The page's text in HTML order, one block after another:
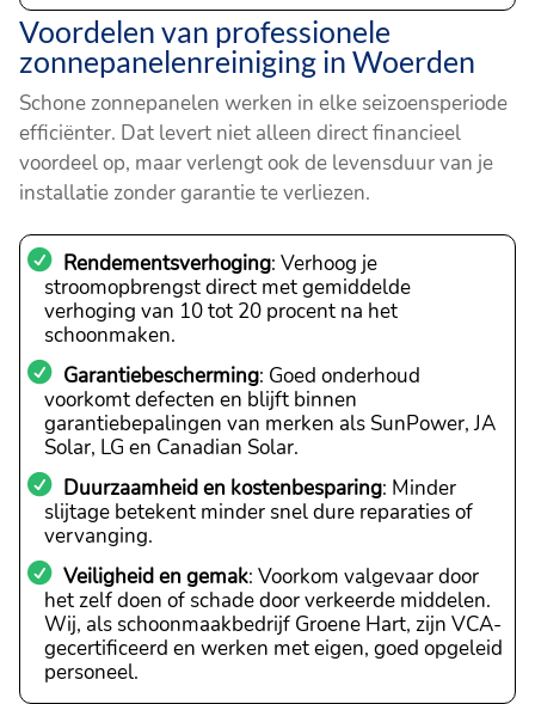
Voordelen van professionele
zonnepanelenreiniging in Woerden
Schone zonnepanelen werken in elke seizoensperiode
efficiënter. Dat levert niet alleen direct financieel
voordeel op, maar verlengt ook de levensduur van je
installatie zonder garantie te verliezen.
Rendementsverhoging: Verhoog je
stroomopbrengst direct met gemiddelde
verhoging van 10 tot 20 procent na het
schoonmaken.
Garantiebescherming: Goed onderhoud
voorkomt defecten en blijft binnen
garantiebepalingen van merken als SunPower, JA
Solar, LG en Canadian Solar.
Duurzaamheid en kostenbesparing: Minder
slijtage betekent minder snel dure reparaties of
vervanging.
Veiligheid en gemak: Voorkom valgevaar door
het zelf doen of schade door verkeerde middelen.
Wij, als schoonmaakbedrijf Groene Hart, zijn VCA-
gecertificeerd en werken met eigen, goed opgeleid
personeel.